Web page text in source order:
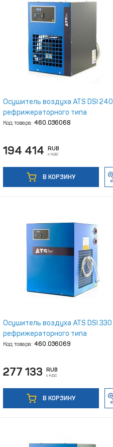
Осушитель воздуха ATS DSI 240
рефрижераторного типа
Код товара: 460.036068
194 414 RUB
с НДС
В КОРЗИНУ
Осушитель воздуха ATS DSI 330
рефрижераторного типа
Код товара: 460.036069
277 133 RUB
с НДС
В КОРЗИНУ